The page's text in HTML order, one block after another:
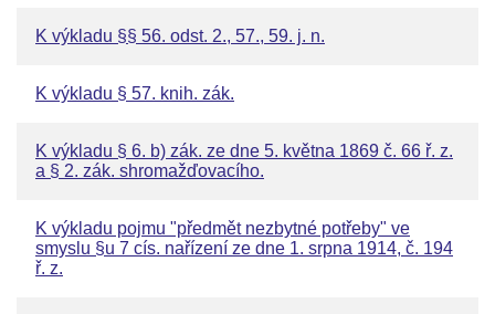
K výkladu §§ 56. odst. 2., 57., 59. j. n.
K výkladu § 57. knih. zák.
K výkladu § 6. b) zák. ze dne 5. května 1869 č. 66 ř. z.
a § 2. zák. shromažďovacího.
K výkladu pojmu "předmět nezbytné potřeby" ve
smyslu §u 7 cís. nařízení ze dne 1. srpna 1914, č. 194
ř. z.